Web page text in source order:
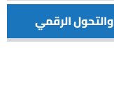
الرقمي